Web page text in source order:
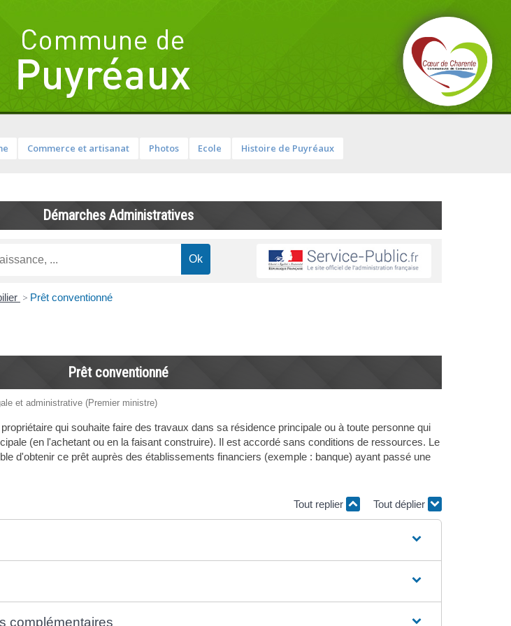
Commerce et artisanat Photos Ecole Histoire de Puyréaux
Démarches Administratives
> Prêt conventionné
Prêt conventionné
et administrative (Premier ministre)
qui souhaite faire des travaux dans sa résidence principale ou à toute personne qui
(en l'achetant ou en la faisant construire). Il est accordé sans conditions de ressources. Le
d'obtenir ce prêt auprès des établissements financiers (exemple : banque) ayant passé une
Tout replier Tout déplier
complémentaires